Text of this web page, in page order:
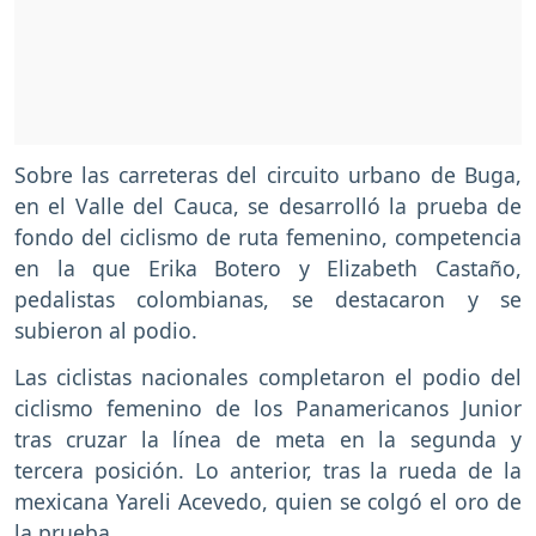
Sobre las carreteras del circuito urbano de Buga,
en el Valle del Cauca, se desarrolló la prueba de
fondo del ciclismo de ruta femenino, competencia
en la que Erika Botero y Elizabeth Castaño,
pedalistas colombianas, se destacaron y se
subieron al podio.
Las ciclistas nacionales completaron el podio del
ciclismo femenino de los Panamericanos Junior
tras cruzar la línea de meta en la segunda y
tercera posición. Lo anterior, tras la rueda de la
mexicana Yareli Acevedo, quien se colgó el oro de